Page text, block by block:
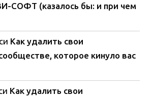
СОФТ (казалось бы: и при чем
Как удалить свои
которое кинуло вас
Как удалить свои